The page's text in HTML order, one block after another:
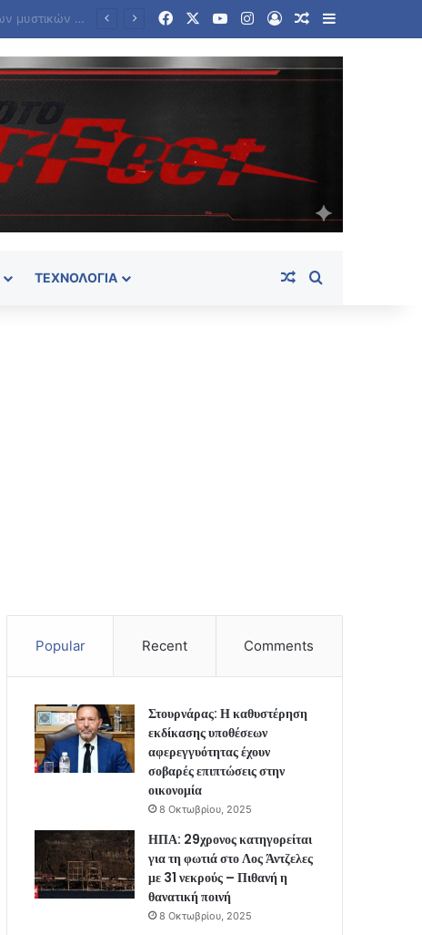
Κόμμα Καρυστιανού: Οι 79 πρώτες ημέρες – Οι αποχωρήσεις και το βαθύ «ρήγμα» με την ηγεσία FacebookYouTubeInstagram
Log InRandom Article
Sidebar
ΤΕΧΝΟΛΟΓΊΑ Random Article
Popular Recent Comments
Στουρνάρας: Η καθυστέρηση
εκδίκασης υποθέσεων
αφερεγγυότητας έχουν
σοβαρές επιπτώσεις στην
οικονομία
8 Οκτωβρίου, 2025
ΗΠΑ: 29χρονος κατηγορείται
για τη φωτιά στο Λος Άντζελες
με 31 νεκρούς – Πιθανή η
θανατική ποινή
8 Οκτωβρίου, 2025